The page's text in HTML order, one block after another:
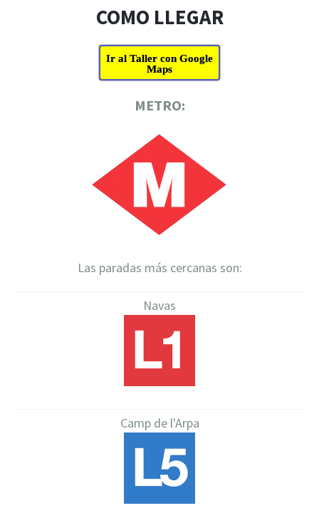
COMO LLEGAR
Ir al Taller con Google
Maps
METRO:
Las paradas más cercanas son:
Navas
Camp de l'Arpa